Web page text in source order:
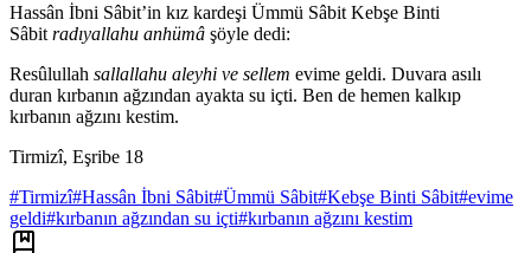
Hassân İbni Sâbit’in kız kardeşi Ümmü Sâbit Kebşe Binti
Sâbit radıyallahu anhümâ şöyle dedi:
Resûlullah sallallahu aleyhi ve sellem evime geldi. Duvara asılı
duran kırbanın ağzından ayakta su içti. Ben de hemen kalkıp
kırbanın ağzını kestim.
Tirmizî, Eşribe 18
#Tirmizî#Hassân İbni Sâbit#Ümmü Sâbit#Kebşe Binti Sâbit#evime
geldi#kırbanın ağzından su içti#kırbanın ağzını kestim